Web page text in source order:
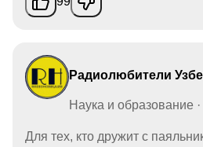
Радиолюбители
Наука и образование
Для тех, кто дружит с